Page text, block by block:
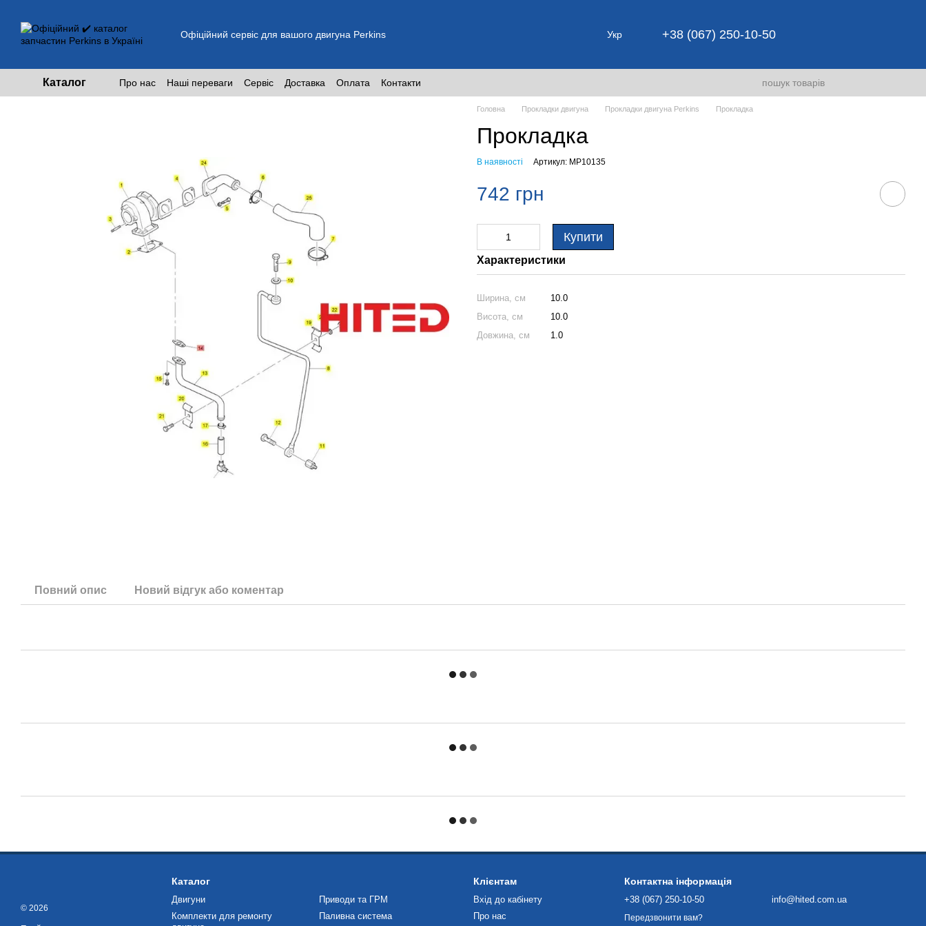
Офіційний сервіс для вашого двигуна Perkins Укр +38 (067) 250-10-50
Каталог Про нас Наші переваги Сервіс Доставка Оплата Контакти
Головна Прокладки двигуна Прокладки двигуна Perkins Прокладка
Прокладка
В наявності Артикул: MP10135
742 грн
Купити
Характеристики
Ширина, см
10.0
Висота, см
10.0
Довжина, см
1.0
Повний опис Новий відгук або коментар
© 2026
Каталог
Двигуни
Комплекти для ремонту
Приводи та ГРМ
Паливна система
Клієнтам
Вхід до кабінету
Про нас
Контактна інформація
+38 (067) 250-10-50
Передзвонити вам?
info@hited.com.ua